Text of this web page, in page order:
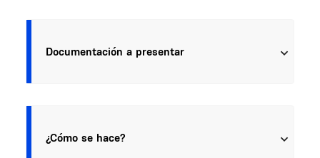
Documentación a presentar
¿Cómo se hace?